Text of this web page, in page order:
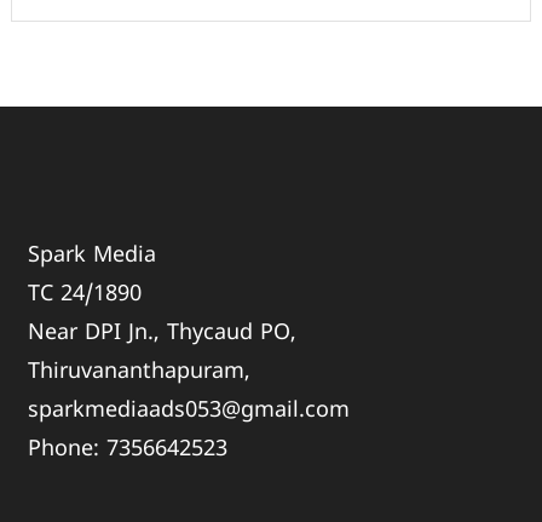
Spark Media
TC 24/1890
Near DPI Jn., Thycaud PO,
Thiruvananthapuram,
sparkmediaads053@gmail.com
Phone:7356642523